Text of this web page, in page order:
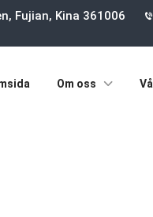
Fujian, Kina 361006
Om oss